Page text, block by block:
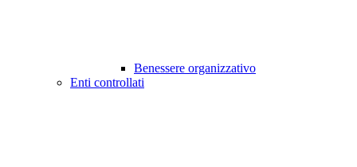
Benessere organizzativo
Enti controllati